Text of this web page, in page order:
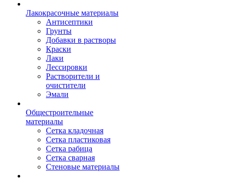
Лакокрасочные материалы
Антисептики
Грунты
Добавки в растворы
Краски
Лаки
Лессировки
Растворители и
очистители
Эмали
Общестроительные
материалы
Сетка кладочная
Сетка пластиковая
Сетка рабица
Сетка сварная
Стеновые материалы